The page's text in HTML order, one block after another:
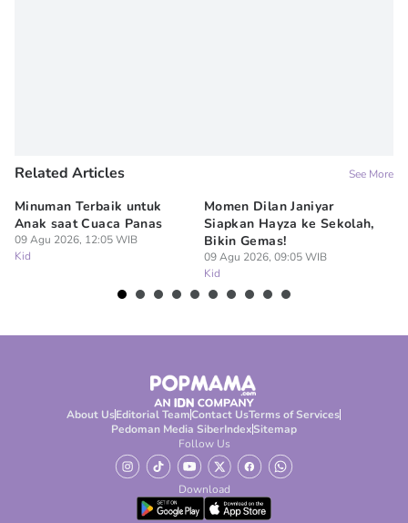
Related Articles See More
Minuman Terbaik untuk
Anak saat Cuaca Panas
09 Agu 2026, 12:05 WIB
Kid
Momen Dilan Janiyar
Siapkan Hayza ke Sekolah,
Bikin Gemas!
09 Agu 2026, 09:05 WIB
Kid
About UsEditorial TeamContact UsTerms of Services
Pedoman Media SiberIndexSitemap
Follow Us
Download